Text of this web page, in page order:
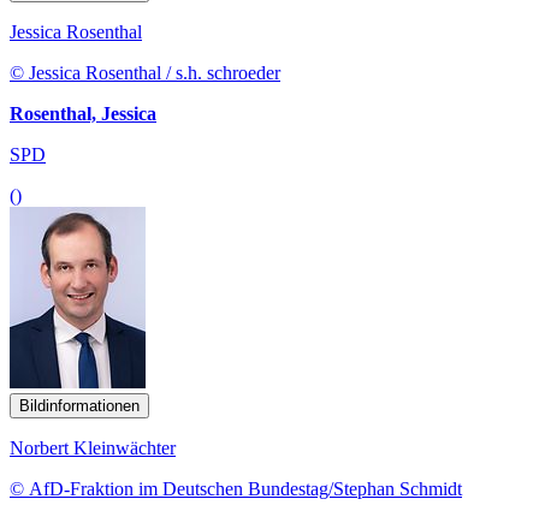
Jessica Rosenthal
© Jessica Rosenthal / s.h. schroeder
Rosenthal, Jessica
SPD
()
Bildinformationen
Norbert Kleinwächter
© AfD-Fraktion im Deutschen Bundestag/Stephan Schmidt